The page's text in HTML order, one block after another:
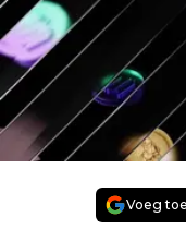
Voeg